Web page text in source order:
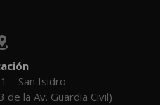
– San Isidro
de la Av. Guardia Civil)